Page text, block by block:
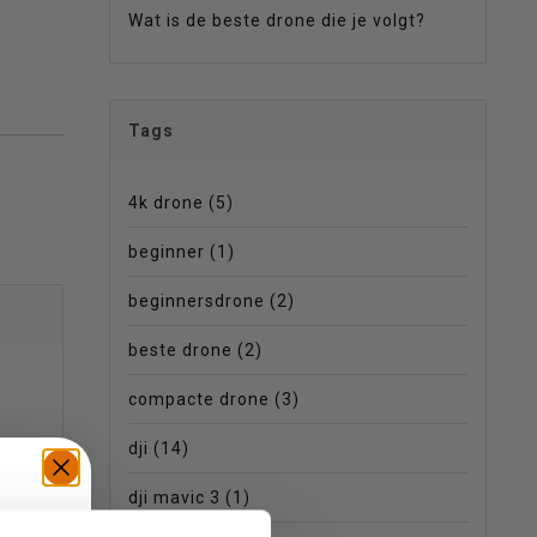
Wat is de beste drone die je volgt?
Tags
4k drone (5)
beginner (1)
beginnersdrone (2)
beste drone (2)
compacte drone (3)
dji (14)
dji mavic 3 (1)